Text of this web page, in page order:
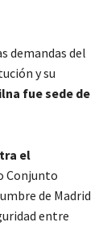
demandas del
y su
fue sede de
el
Conjunto
de Madrid
entre